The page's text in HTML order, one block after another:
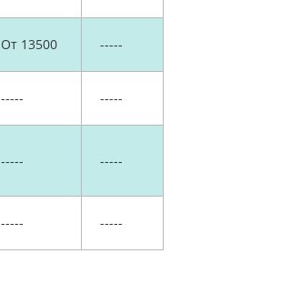
От 13500 -----
----- -----
----- -----
----- -----